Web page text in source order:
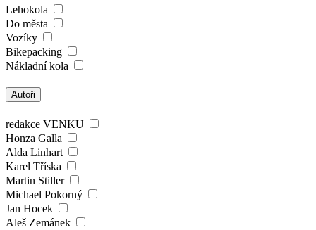
Lehokola
Do města
Vozíky
Bikepacking
Nákladní kola
Autoři
redakce VENKU
Honza Galla
Alda Linhart
Karel Tříska
Martin Stiller
Michael Pokorný
Jan Hocek
Aleš Zemánek